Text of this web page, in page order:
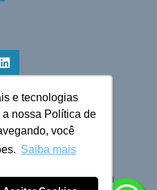
e tecnologias
nossa Política de
você
Saiba mais
© 2025 Cruzeiro do Sul